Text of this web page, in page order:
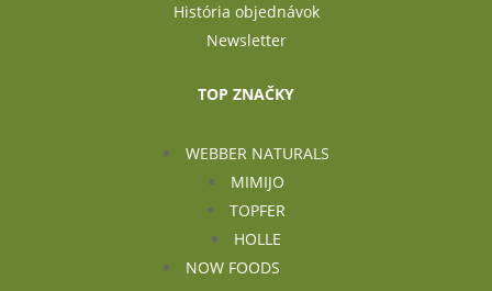
História objednávok
Newsletter
TOP ZNAČKY
WEBBER NATURALS
MIMIJO
TOPFER
HOLLE
NOW FOODS